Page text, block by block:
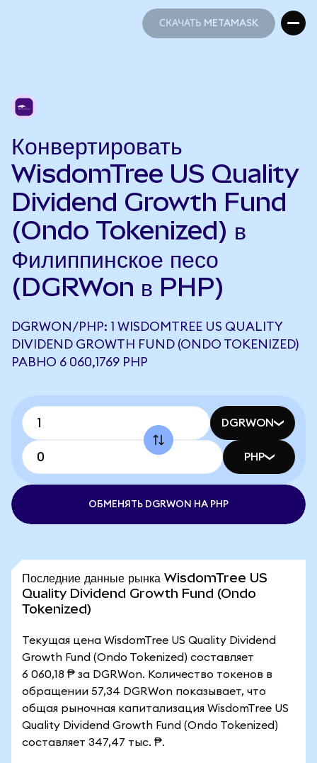
СКАЧАТЬ METAMASK
Конвертировать
WisdomTree US Quality
Dividend Growth Fund
(Ondo Tokenized) в
Филиппинское песо
(DGRWon в PHP)
DGRWON/PHP: 1 WISDOMTREE US QUALITY
DIVIDEND GROWTH FUND (ONDO TOKENIZED)
РАВНО 6 060,1769 PHP
DGRWON
PHP
ОБМЕНЯТЬ DGRWON НА PHP
Последние данные рынка WisdomTree US
Quality Dividend Growth Fund (Ondo
Tokenized)
Текущая цена WisdomTree US Quality Dividend
Growth Fund (Ondo Tokenized) составляет
6 060,18 ₱ за DGRWon. Количество токенов в
обращении 57,34 DGRWon показывает, что
общая рыночная капитализация WisdomTree US
Quality Dividend Growth Fund (Ondo Tokenized)
составляет 347,47 тыс. ₱.